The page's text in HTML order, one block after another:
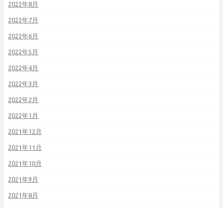
2022年8月
2022年7月
2022年6月
2022年5月
2022年4月
2022年3月
2022年2月
2022年1月
2021年12月
2021年11月
2021年10月
2021年9月
2021年8月